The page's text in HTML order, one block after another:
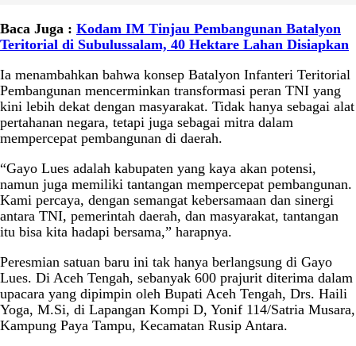
Baca Juga : Kodam IM Tinjau Pembangunan Batalyon
Teritorial di Subulussalam, 40 Hektare Lahan Disiapkan
Ia menambahkan bahwa konsep Batalyon Infanteri Teritorial
Pembangunan mencerminkan transformasi peran TNI yang
kini lebih dekat dengan masyarakat. Tidak hanya sebagai alat
pertahanan negara, tetapi juga sebagai mitra dalam
mempercepat pembangunan di daerah.
“Gayo Lues adalah kabupaten yang kaya akan potensi,
namun juga memiliki tantangan mempercepat pembangunan.
Kami percaya, dengan semangat kebersamaan dan sinergi
antara TNI, pemerintah daerah, dan masyarakat, tantangan
itu bisa kita hadapi bersama,” harapnya.
Peresmian satuan baru ini tak hanya berlangsung di Gayo
Lues. Di Aceh Tengah, sebanyak 600 prajurit diterima dalam
upacara yang dipimpin oleh Bupati Aceh Tengah, Drs. Haili
Yoga, M.Si, di Lapangan Kompi D, Yonif 114/Satria Musara,
Kampung Paya Tampu, Kecamatan Rusip Antara.